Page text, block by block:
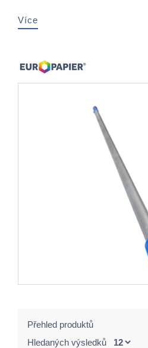
Více
Přehled produktů
Hledaných výsledků